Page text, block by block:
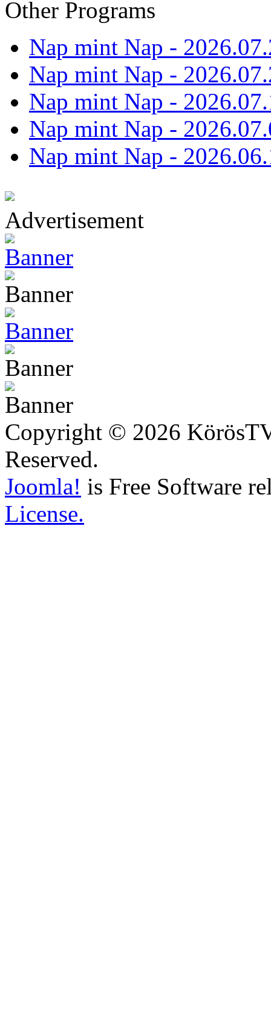
Other Programs
Nap mint Nap -
Nap mint Nap -
Nap mint Nap -
Nap mint Nap -
Nap mint Nap -
Advertisement
Copyright © 2026
Reserved.
Joomla! is Free Software
License.